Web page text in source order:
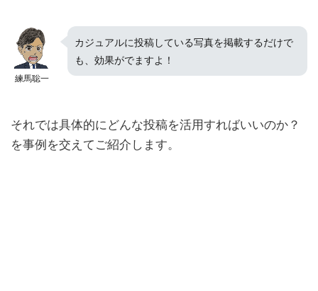
練馬聡一
カジュアルに投稿している写真を掲載するだけで
も、効果がでますよ！
それでは具体的にどんな投稿を活用すればいいのか？
を事例を交えてご紹介します。